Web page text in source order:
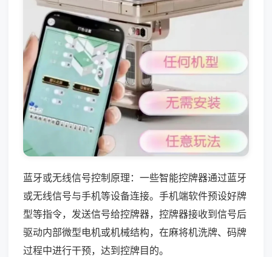
蓝牙或无线信号控制原理：一些智能控牌器通过蓝牙
或无线信号与手机等设备连接。手机端软件预设好牌
型等指令，发送信号给控牌器，控牌器接收到信号后
驱动内部微型电机或机械结构，在麻将机洗牌、码牌
过程中进行干预，达到控牌目的。